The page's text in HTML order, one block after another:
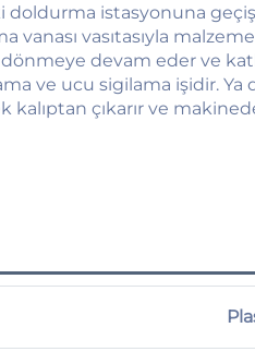
doldurma istasyonuna
vanası vasıtasıyla
devam eder ve
ve ucu sigilama işidir.
çıkarır ve